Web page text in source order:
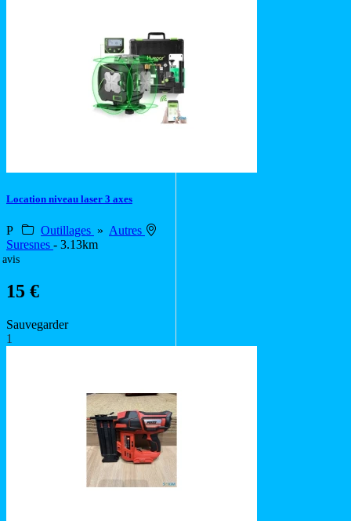
Location niveau laser 3 axes
P Outillages » Autres
Suresnes - 3.13km
avis
15 €
Sauvegarder
1